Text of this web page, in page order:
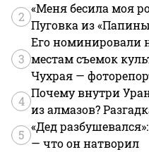
2
«Меня бесила моя
Пуговка из
3
Его номинировали
местам съемок
Чухрая —
4
Почему внутри
из алмазов?
5
«Дед
— что он натворил